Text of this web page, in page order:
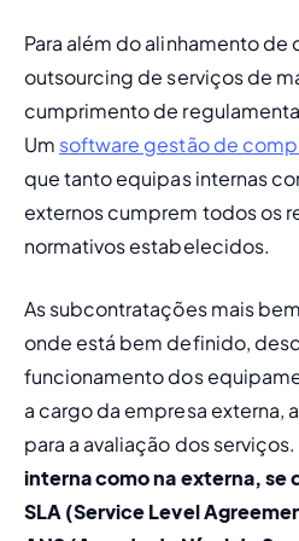
Para além do alinhamento de
outsourcing de serviços de
cumprimento de
Um software gestão de
que tanto equipas internas
externos cumprem todos os
normativos estabelecidos.
As subcontratações mais
onde está bem definido,
funcionamento dos
a cargo da empresa externa,
para a avaliação dos serviços.
interna como na externa, se
SLA (Service Level